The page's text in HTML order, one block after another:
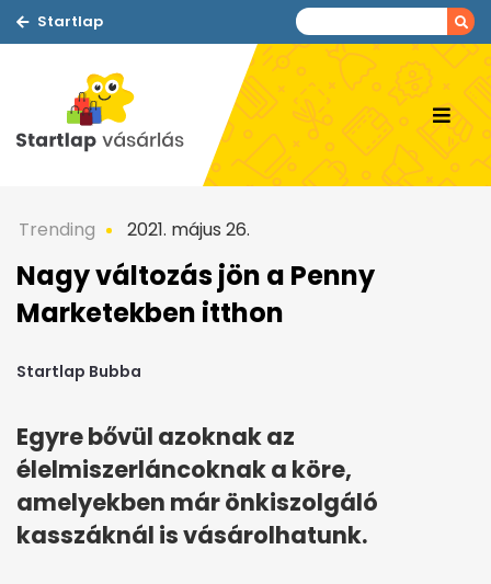
Startlap
Trending 2021. május 26.
Nagy változás jön a Penny
Marketekben itthon
Startlap Bubba
Egyre bővül azoknak az
élelmiszerláncoknak a köre,
amelyekben már önkiszolgáló
kasszáknál is vásárolhatunk.